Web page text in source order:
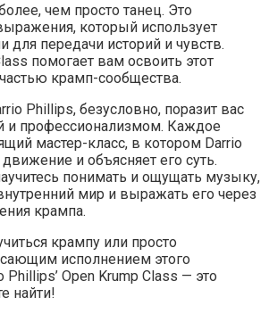
чем просто танец. Это
который использует
для передачи историй и чувств.
помогает вам освоить этот
крамп-сообщества.
Phillips, безусловно, поразит вас
и профессионализмом. Каждое
мастер-класс, в котором Darrio
и объясняет его суть.
понимать и ощущать музыку,
мир и выражать его через
крампа.
крампу или просто
исполнением этого
Phillips’ Open Krump Class — это
найти!